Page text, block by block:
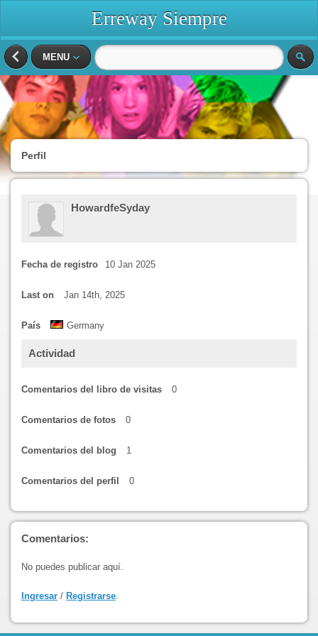
Erreway Siempre
MENU
Perfil
HowardfeSyday
Fecha de registro 10 Jan 2025
Last on Jan 14th, 2025
País Germany
Actividad
Comentarios del libro de visitas 0
Comentarios de fotos 0
Comentarios del blog 1
Comentarios del perfil 0
Comentarios:
No puedes publicar aquí.
Ingresar / Registrarse.